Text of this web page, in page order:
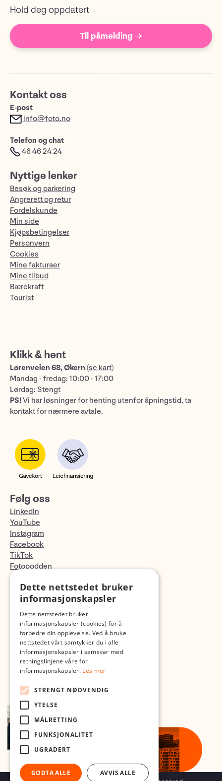
Hold deg oppdatert
Til påmelding →
Kontakt oss
E-post
info@foto.no
Telefon og chat
46 46 24 24
Nyttige lenker
Besøk og parkering
Angrerett og retur
Fordelskunde
Min side
Kjøpsbetingelser
Personvern
Cookies
Mine fakturaer
Mine tilbud
Bærekraft
Tourist
Klikk & hent
Lørenveien 68, Økern (se kart)
Mandag - fredag: 10:00 - 17:00
Lørdag: Stengt
PS!Vi har løsninger for henting utenfor åpningstid, ta
kontakt for nærmere avtale.
Følg oss
LinkedIn
YouTube
Instagram
Facebook
TikTok
Fotopodden
Med forbehold om skrive- og lagerfeil
Dette nettstedet bruker
informasjonskapsler
Dette nettstedet bruker
informasjonskapsler (cookies) for å
forbedre din opplevelse. Ved å bruke
nettstedet vårt samtykker du i alle
informasjonskapsler i samsvar med
retningslinjene våre for
informasjonskapsler. Les mer
STRENGT NØDVENDIG
YTELSE
MÅLRETTING
FUNKSJONALITET
UGRADERT
GODTA ALLE AVVIS ALLE